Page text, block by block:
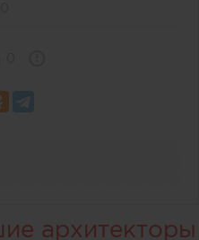
архитекторы